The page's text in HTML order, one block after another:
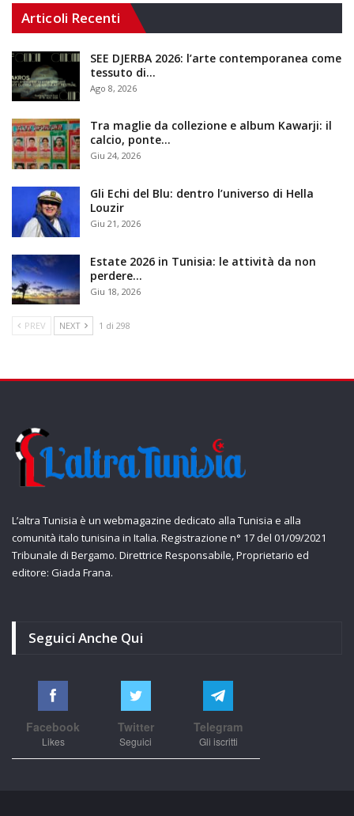
Articoli Recenti
SEE DJERBA 2026: l’arte contemporanea come
tessuto di…
Ago 8, 2026
Tra maglie da collezione e album Kawarji: il
calcio, ponte…
Giu 24, 2026
Gli Echi del Blu: dentro l’universo di Hella
Louzir
Giu 21, 2026
Estate 2026 in Tunisia: le attività da non
perdere…
Giu 18, 2026
PREV NEXT 1 di 298
L’altra Tunisia è un webmagazine dedicato alla Tunisia e alla
comunità italo tunisina in Italia. Registrazione n° 17 del 01/09/2021
Tribunale di Bergamo. Direttrice Responsabile, Proprietario ed
editore: Giada Frana.
Seguici Anche Qui
Facebook
Likes
Twitter
Seguici
Telegram
Gli iscritti